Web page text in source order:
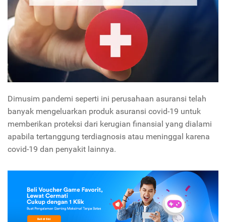
Dimusim pandemi seperti ini perusahaan asuransi telah
banyak mengeluarkan produk asuransi covid-19 untuk
memberikan proteksi dari kerugian finansial yang dialami
apabila tertanggung terdiagnosis atau meninggal karena
covid-19 dan penyakit lainnya.